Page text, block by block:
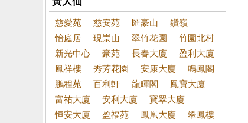
慈愛苑 慈安苑 匯豪山
鑽嶺
怡庭居
現崇山 翠竹花園
竹園北村
新光中心
豪苑 長春大廈
盈利大廈
鳳祥樓
秀芳花園 安康大廈
鳴鳳閣
鵬程苑
百利軒 龍暉閣
鳳寶大廈
富祐大廈
安利大廈
寶翠大廈
恒安大廈
盈福苑 鳳凰大廈
翠鳳樓